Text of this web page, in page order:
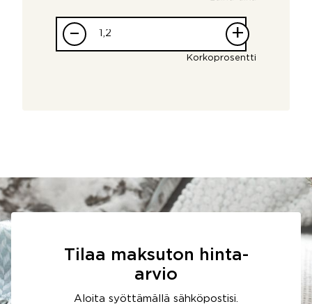
– +
Korkoprosentti
Tilaa maksuton hinta-
arvio
Aloita syöttämällä sähköpostisi.